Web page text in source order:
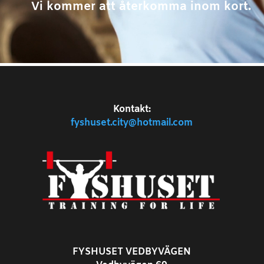
Vi kommer att återkomma inom kort.
Kontakt:
fyshuset.city@hotmail.com
FYSHUSET VEDBYVÄGEN